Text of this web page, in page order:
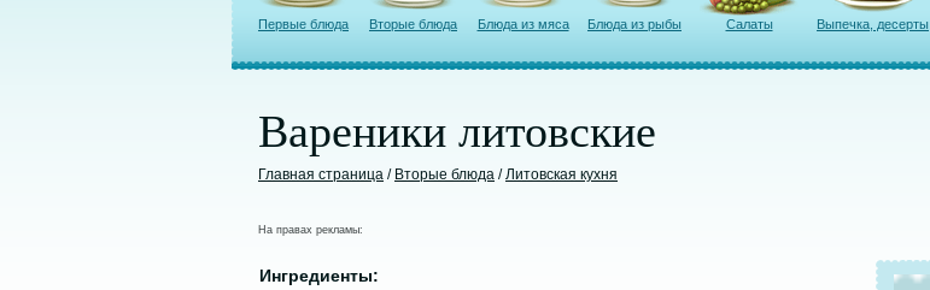
Первые блюда Вторые блюда Блюда из мяса Блюда из рыбы Салаты Выпечка, десерты
Вареники литовские
Главная страница / Вторые блюда /Литовская кухня
На правах рекламы:
Ингредиенты: